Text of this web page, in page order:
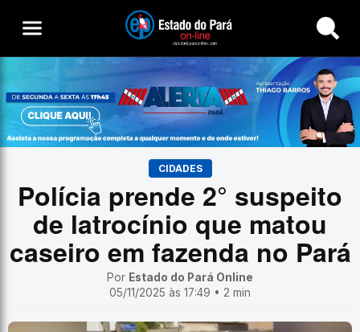
Buscar
CIDADES
Polícia prende 2° suspeito
de latrocínio que matou
caseiro em fazenda no Pará
Por Estado do Pará Online
05/11/2025 às 17:49 • 2 min